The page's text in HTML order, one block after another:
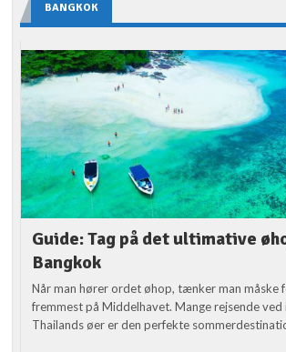
BANGKOK
Guide: Tag på det ultimative
Bangkok
Når man hører ordet øhop, tænker man måske
fremmest på Middelhavet. Mange rejsende ved
Thailands øer er den perfekte